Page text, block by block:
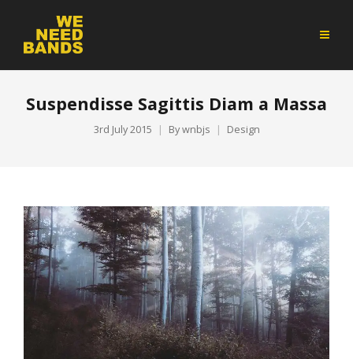
Suspendisse Sagittis Diam a Massa
3rd July 2015 Bywnbjs Design